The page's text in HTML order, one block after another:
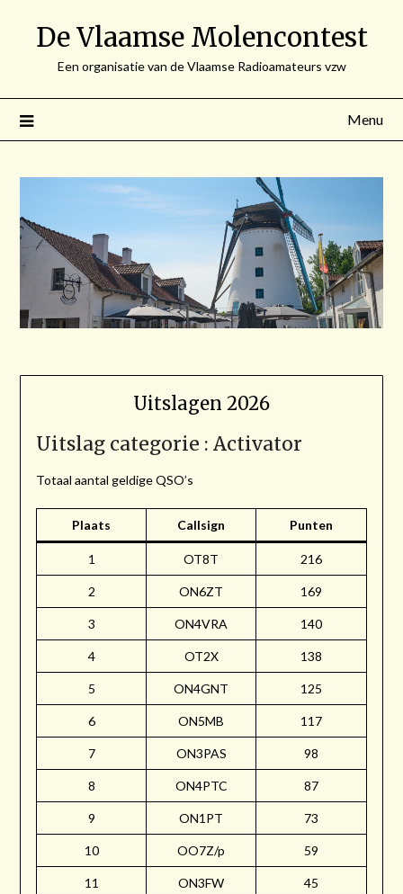
De Vlaamse Molencontest
Een organisatie van de Vlaamse Radioamateurs vzw
Menu
Uitslagen 2026
Uitslag categorie : Activator
Totaal aantal geldige QSO’s
Plaats Callsign Punten
1 OT8T 216
2 ON6ZT 169
3 ON4VRA 140
4 OT2X 138
5 ON4GNT 125
6 ON5MB 117
7 ON3PAS 98
8 ON4PTC 87
9 ON1PT 73
10 OO7Z/p 59
11 ON3FW 45